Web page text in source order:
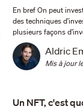
En bref On peut investir en cryptomonnaie via différentes plateformes. Le staking, le holding et le yield farming sont
des techniques d'investissement. Avant de vous lancer, étudiez la
plusieurs façons
Aldric
Mis à jour
Un NFT, c'est